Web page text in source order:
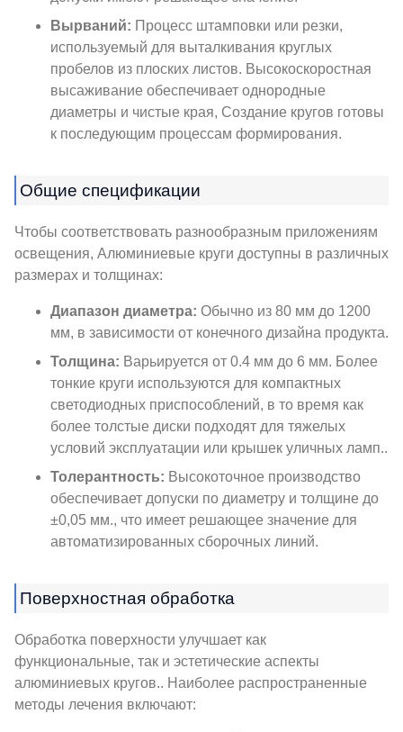
Вырваний: Процесс штамповки или резки,
используемый для выталкивания круглых
пробелов из плоских листов. Высокоскоростная
высаживание обеспечивает однородные
диаметры и чистые края, Создание кругов готовы
к последующим процессам формирования.
Общие спецификации
Чтобы соответствовать разнообразным приложениям
освещения, Алюминиевые круги доступны в различных
размерах и толщинах:
Диапазон диаметра: Обычно из 80 мм до 1200
мм, в зависимости от конечного дизайна продукта.
Толщина: Варьируется от 0.4 мм до 6 мм. Более
тонкие круги используются для компактных
светодиодных приспособлений, в то время как
более толстые диски подходят для тяжелых
условий эксплуатации или крышек уличных ламп..
Толерантность: Высокоточное производство
обеспечивает допуски по диаметру и толщине до
±0,05 мм., что имеет решающее значение для
автоматизированных сборочных линий.
Поверхностная обработка
Обработка поверхности улучшает как
функциональные, так и эстетические аспекты
алюминиевых кругов.. Наиболее распространенные
методы лечения включают: